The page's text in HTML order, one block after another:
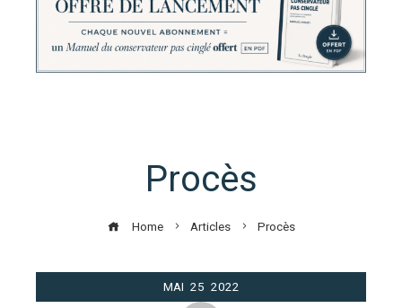
Procès
Home Articles Procès
MAI 25 2022